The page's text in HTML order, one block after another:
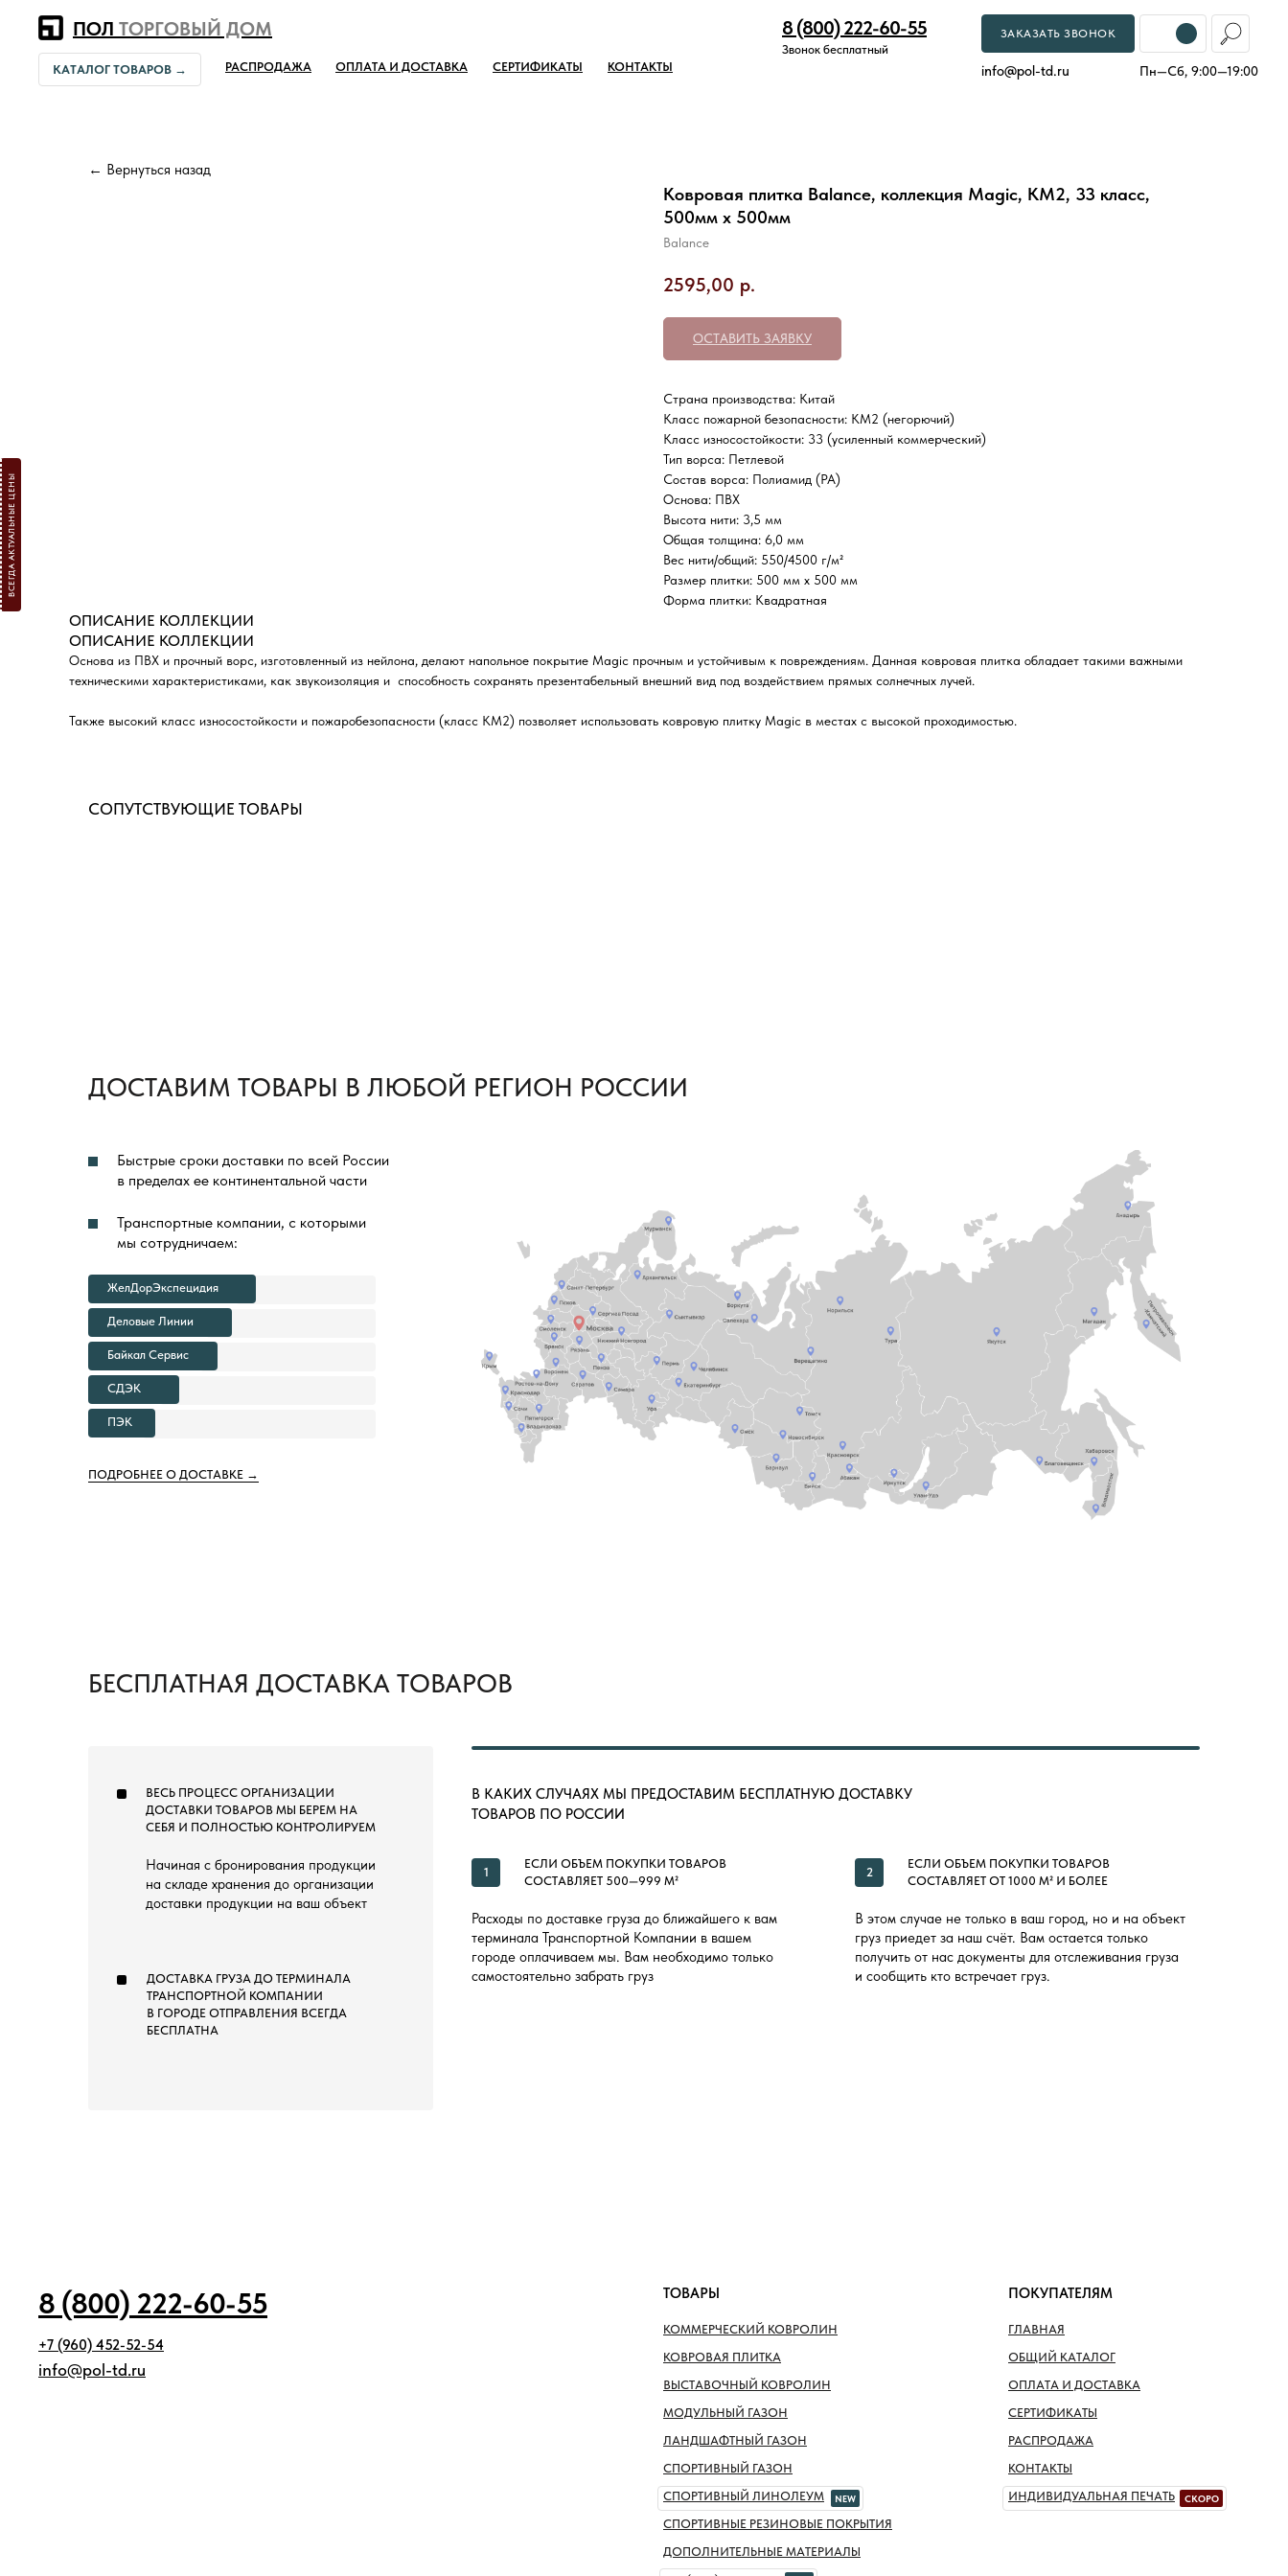
ВСЕГДА АКТУАЛЬНЫЕ ЦЕНЫ
ПОЛ ТОРГОВЫЙ ДОМ ЗАКАЗАТЬ ЗВОНОК
8 (800) 222-60-55
Пн—Сб, 9:00—19:00
РАСПРОДАЖА
КАТАЛОГ ТОВАРОВ → ОПЛАТА И ДОСТАВКА СЕРТИФИКАТЫ КОНТАКТЫ info@pol-td.ru
Звонок бесплатный
← Вернуться назад
Ковровая плитка Balance, коллекция Magic, КМ2, 33 класс,
500мм х 500мм
Balance
2595,00 р.
ОСТАВИТЬ ЗАЯВКУ
Страна производства: Китай
Класс пожарной безопасности: КМ2 (негорючий)
Класс износостойкости: 33 (усиленный коммерческий)
Тип ворса: Петлевой
Состав ворса: Полиамид (РА)
Основа: ПВХ
Высота нити: 3,5 мм
Общая толщина: 6,0 мм
Вес нити/общий: 550/4500 г/м²
Размер плитки: 500 мм х 500 мм
Форма плитки: Квадратная
ОПИСАНИЕ КОЛЛЕКЦИИ
ОПИСАНИЕ КОЛЛЕКЦИИ
Основа из ПВХ и прочный ворс, изготовленный из нейлона, делают напольное покрытие Magic прочным и устойчивым к повреждениям. Данная ковровая плитка обладает такими важными
техническими характеристиками, как звукоизоляция и способность сохранять презентабельный внешний вид под воздействием прямых солнечных лучей.
Также высокий класс износостойкости и пожаробезопасности (класс КМ2) позволяет использовать ковровую плитку Magic в местах с высокой проходимостью.
СОПУТСТВУЮЩИЕ ТОВАРЫ
ДОСТАВИМ ТОВАРЫ В ЛЮБОЙ РЕГИОН РОССИИ
Быстрые сроки доставки по всей России
в пределах ее континентальной части
Транспортные компании, с которыми
мы сотрудничаем:
ЖелДорЭкспецидия
Деловые Линии
Байкал Сервис
СДЭК
ПЭК
ПОДРОБНЕЕ О ДОСТАВКЕ →
БЕСПЛАТНАЯ ДОСТАВКА ТОВАРОВ
ВЕСЬ ПРОЦЕСС ОРГАНИЗАЦИИ
ДОСТАВКИ ТОВАРОВ МЫ БЕРЕМ НА
СЕБЯ И ПОЛНОСТЬЮ КОНТРОЛИРУЕМ
Начиная с бронирования продукции
на складе хранения до организации
доставки продукции на ваш объект
В этом случае не только в ваш город, но и на объект
груз приедет за наш счёт. Вам остается только
получить от нас документы для отслеживания груза
и сообщить кто встречает груз.
Расходы по доставке груза до ближайшего к вам
терминала Транспортной Компании в вашем
городе оплачиваем мы. Вам необходимо только
самостоятельно забрать груз
ДОСТАВКА ГРУЗА ДО ТЕРМИНАЛА
ТРАНСПОРТНОЙ КОМПАНИИ
В ГОРОДЕ ОТПРАВЛЕНИЯ ВСЕГДА
БЕСПЛАТНА
1 2
В КАКИХ СЛУЧАЯХ МЫ ПРЕДОСТАВИМ БЕСПЛАТНУЮ ДОСТАВКУ
ТОВАРОВ ПО РОССИИ
ЕСЛИ ОБЪЕМ ПОКУПКИ ТОВАРОВ
СОСТАВЛЯЕТ 500—999 М²
ЕСЛИ ОБЪЕМ ПОКУПКИ ТОВАРОВ
СОСТАВЛЯЕТ ОТ 1000 М² И БОЛЕЕ
8 (800) 222-60-55
info@pol-td.ru
КОММЕРЧЕСКИЙ КОВРОЛИН
КОВРОВАЯ ПЛИТКА
ВЫСТАВОЧНЫЙ КОВРОЛИН
СПОРТИВНЫЙ ГАЗОН
МОДУЛЬНЫЙ ГАЗОН
СПОРТИВНЫЙ ЛИНОЛЕУМ NEW
СПОРТИВНЫЕ РЕЗИНОВЫЕ ПОКРЫТИЯ
ТОВАРЫ
ОБЩИЙ КАТАЛОГ
ОПЛАТА И ДОСТАВКА
СЕРТИФИКАТЫ
РАСПРОДАЖА
КОНТАКТЫ
ИНДИВИДУАЛЬНАЯ ПЕЧАТЬ
СКОРО
ПОКУПАТЕЛЯМ
+7 (960) 452-52-54
ГЛАВНАЯ
ЛАНДШАФТНЫЙ ГАЗОН
ДОПОЛНИТЕЛЬНЫЕ МАТЕРИАЛЫ